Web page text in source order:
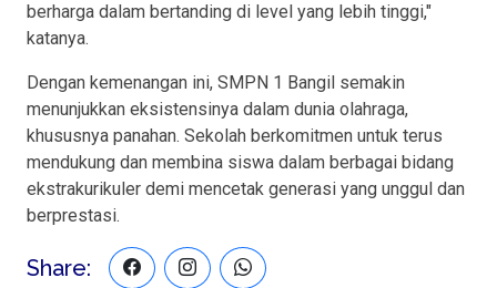
berharga dalam bertanding di level yang lebih tinggi,"
katanya.
Dengan kemenangan ini, SMPN 1 Bangil semakin
menunjukkan eksistensinya dalam dunia olahraga,
khususnya panahan. Sekolah berkomitmen untuk terus
mendukung dan membina siswa dalam berbagai bidang
ekstrakurikuler demi mencetak generasi yang unggul dan
berprestasi.
Share: